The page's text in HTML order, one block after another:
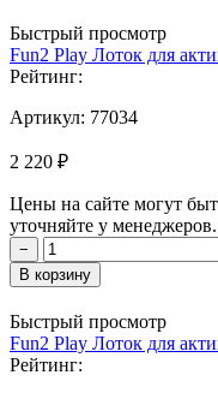
Быстрый просмотр
Fun2 Play Лоток для
Рейтинг:
Артикул: 77034
2 220 ₽
Цены на сайте могут
уточняйте у менеджеров.
−
В корзину
Быстрый просмотр
Fun2 Play Лоток для
Рейтинг: